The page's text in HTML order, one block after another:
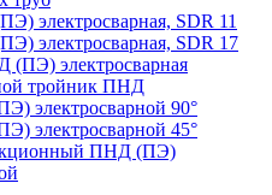
электросварная, SDR 11
электросварная, SDR 17
(ПЭ) электросварная
тройник ПНД
электросварной 90°
электросварной 45°
ПНД (ПЭ)